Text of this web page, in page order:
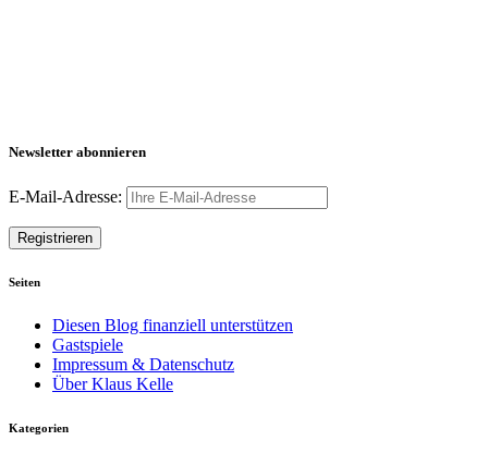
Newsletter abonnieren
E-Mail-Adresse:
Seiten
Diesen Blog finanziell unterstützen
Gastspiele
Impressum & Datenschutz
Über Klaus Kelle
Kategorien